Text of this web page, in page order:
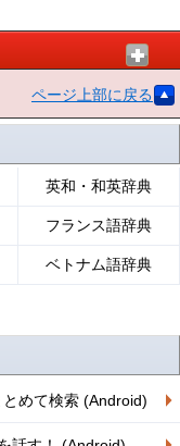
ページ上部に戻る
英和・和英辞典
フランス語辞典
ベトナム語辞典
めて検索 (Android)